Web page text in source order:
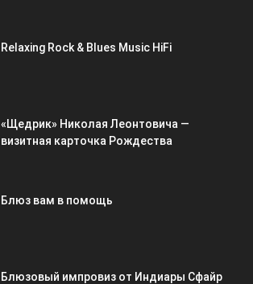
Relaxing Rock & Blues Music HiFi
«Щедрик» Николая Леонтовича —
визитная карточка Рождества
Блюз вам в помощь
Блюзовый импровиз от Индиары Сфайр